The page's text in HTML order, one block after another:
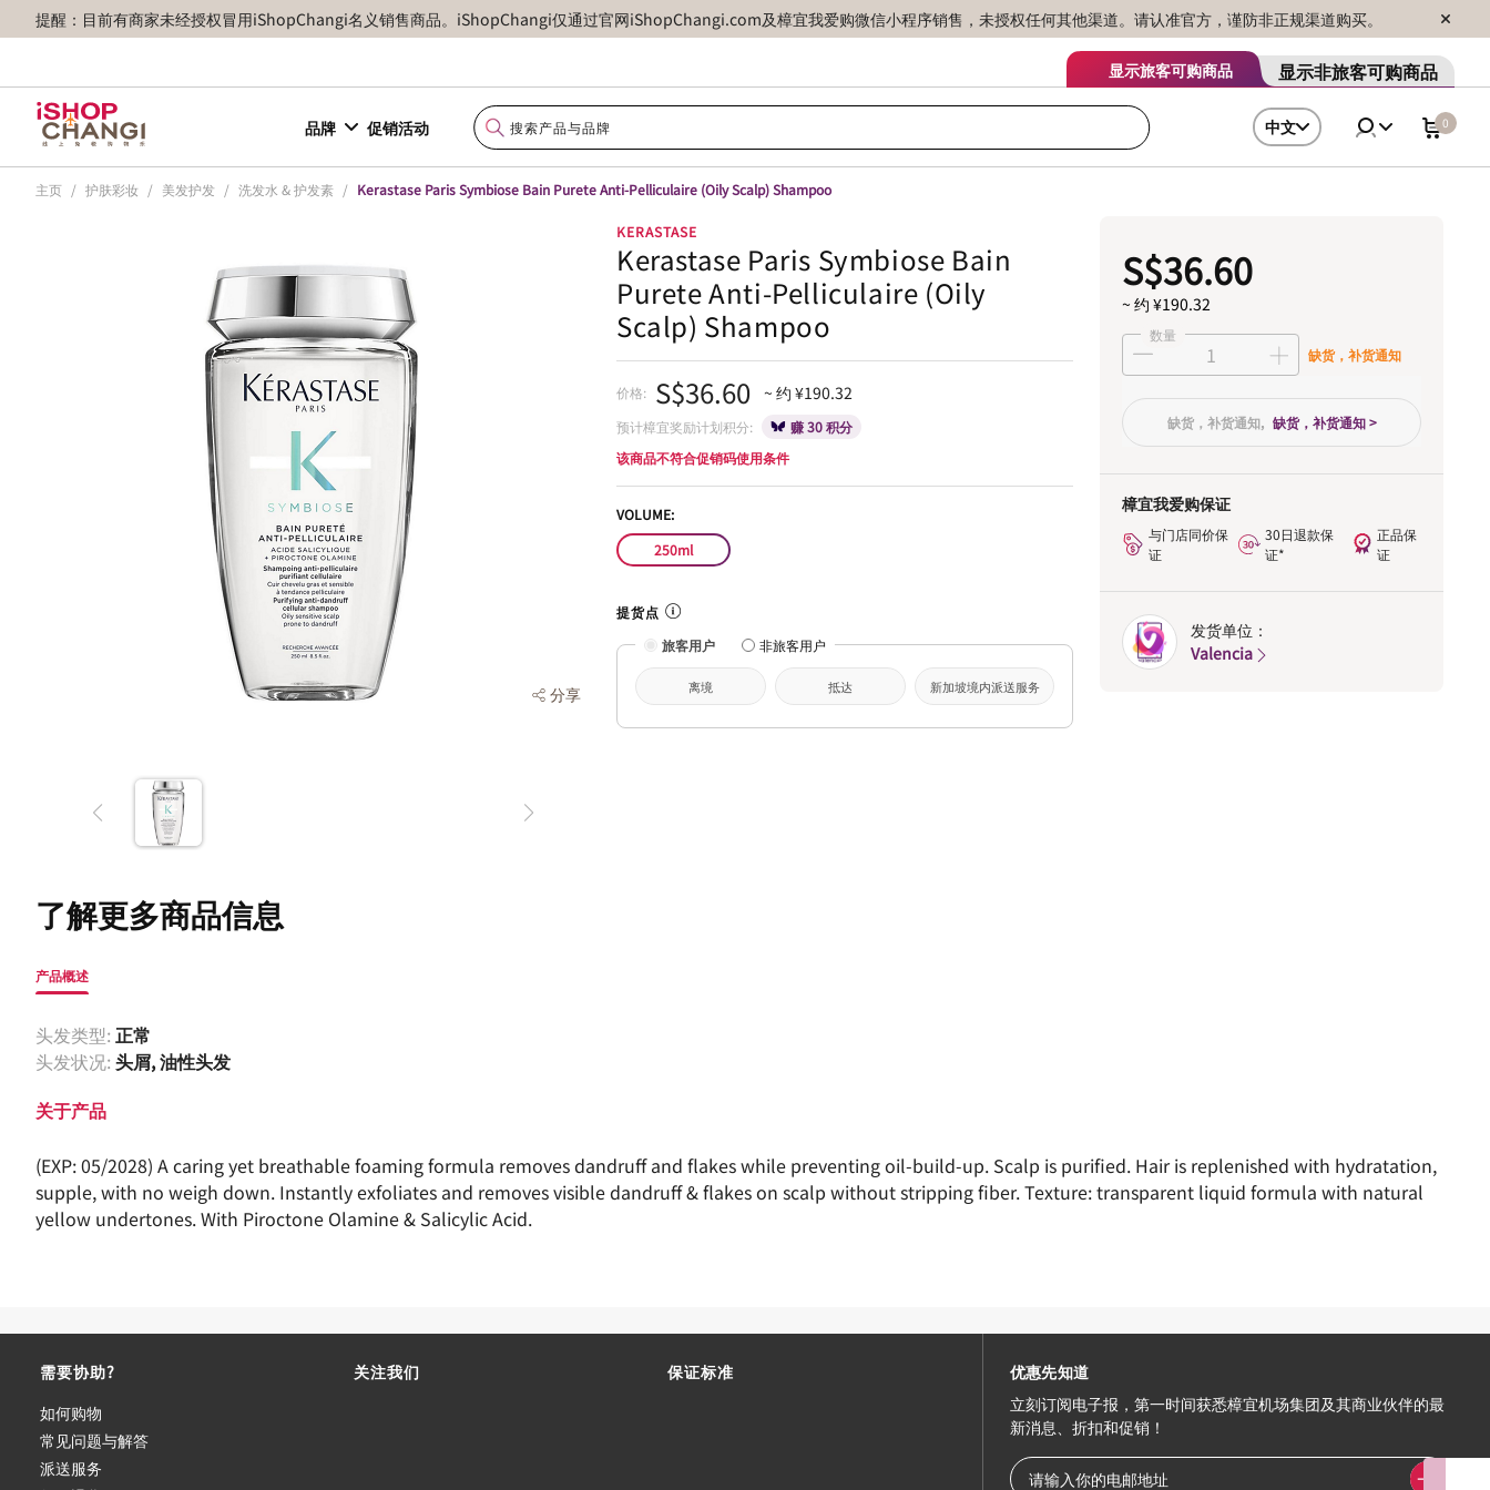
提醒：目前有商家未经授权冒用iShopChangi名义销售商品。iShopChangi仅通过官网iShopChangi.com及樟宜我爱购微信小程序销售，未授权任何其他渠道。请认准官方，谨防非正规渠道购买。
显示旅客可购商品 显示非旅客可购商品
品牌 促销活动 中文 0
主页 / 护肤彩妆 / 美发护发 / 洗发水 & 护发素 / Kerastase Paris Symbiose Bain Purete Anti-Pelliculaire (Oily Scalp) Shampoo
分享
KERASTASE
Kerastase Paris Symbiose Bain
Purete Anti-Pelliculaire (Oily
Scalp) Shampoo
价格: S$36.60 ~ 约 ¥190.32
预计樟宜奖励计划积分:
赚 30 积分
该商品不符合促销码使用条件
VOLUME:
250ml
提货点
旅客用户
非旅客用户
离境 抵达 新加坡境内派送服务
S$36.60
~ 约 ¥190.32
数量
缺货，补货通知
缺货，补货通知, 缺货，补货通知 >
樟宜我爱购保证
与门店同价保
证
30日退款保
证*
正品保
证
发货单位：
Valencia
了解更多商品信息
产品概述
头发类型: 正常
头发状况: 头屑, 油性头发
关于产品
(EXP: 05/2028) A caring yet breathable foaming formula removes dandruff and flakes while preventing oil-build-up. Scalp is purified. Hair is replenished with hydratation,
supple, with no weigh down. Instantly exfoliates and removes visible dandruff & flakes on scalp without stripping fiber​. Texture: transparent liquid formula with natural
yellow undertones​. With Piroctone Olamine & Salicylic Acid.
需要协助?
如何购物
常见问题与解答
派送服务
关注我们 保证标准
优惠先知道
立刻订阅电子报，第一时间获悉樟宜机场集团及其商业伙伴的最
新消息、折扣和促销！